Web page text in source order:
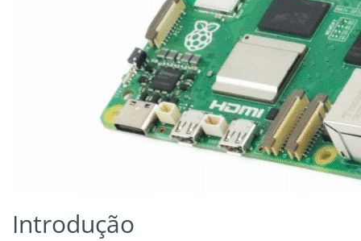
Introdução